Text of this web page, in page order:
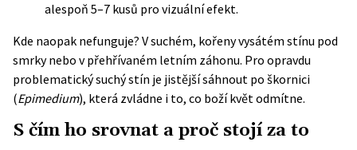
alespoň 5–7 kusů pro vizuální efekt.
Kde naopak nefunguje? V suchém, kořeny vysátém stínu pod
smrky nebo v přehřívaném letním záhonu. Pro opravdu
problematický suchý stín je jistější sáhnout po škornici
(Epimedium), která zvládne i to, co boží květ odmítne.
S čím ho srovnat a proč stojí za to